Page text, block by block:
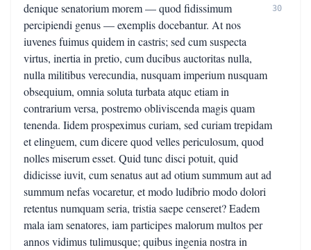
denique senatorium morem — quod fidissimum
percipiendi genus — exemplis docebantur. At nos
iuvenes fuimus quidem in castris; sed cum suspecta
virtus, inertia in pretio, cum ducibus auctoritas nulla,
nulla militibus verecundia, nusquam imperium nusquam
obsequium, omnia soluta turbata atquc etiam in
contrarium versa, postremo obliviscenda magis quam
tenenda. Iidem prospeximus curiam, sed curiam trepidam
et elinguem, cum dicere quod velles periculosum, quod
nolles miserum esset. Quid tunc disci potuit, quid
didicisse iuvit, cum senatus aut ad otium summum aut ad
summum nefas vocaretur, et modo ludibrio modo dolori
retentus numquam seria, tristia saepe censeret? Eadem
mala iam senatores, iam participes malorum multos per
annos vidimus tulimusque; quibus ingenia nostra in
30